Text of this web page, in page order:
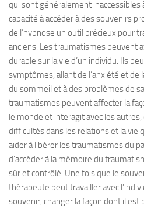
qui sont généralement inaccessibles
capacité à accéder à des souvenirs
de l’hypnose un outil précieux pour
anciens. Les traumatismes peuvent
durable sur la vie d’un individu. Ils
symptômes, allant de l’anxiété et de
du sommeil et à des problèmes de
traumatismes peuvent affecter la
le monde et interagit avec les
difficultés dans les relations et la vie
aider à libérer les traumatismes du
d’accéder à la mémoire du
sûr et contrôlé. Une fois que le
thérapeute peut travailler avec
souvenir, changer la façon dont il